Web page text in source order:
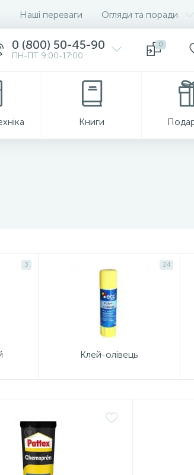
Наші переваги Огляди та поради
0 (800) 50-45-90
ПН-ПТ 9:00-17:00
0
Книги
3 24
Клей-олівець